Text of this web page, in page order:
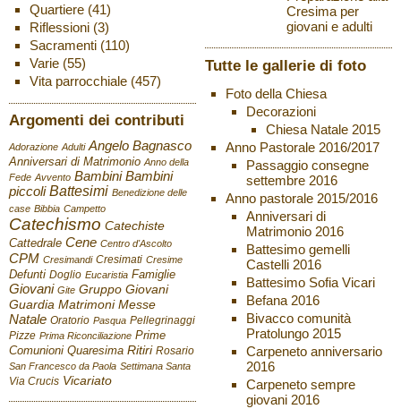
Quartiere(41)
Riflessioni(3)
Sacramenti(110)
Varie(55)
Vita parrocchiale(457)
Argomenti dei contributi
Adorazione Adulti Angelo Bagnasco
Anniversari di Matrimonio Anno della
Fede Avvento Bambini Bambini
piccoli Battesimi Benedizione delle
case Bibbia Campetto
Catechismo Catechiste
Cattedrale Cene Centro d'Ascolto
CPM Cresimandi Cresimati Cresime
Defunti Doglio Eucaristia Famiglie
Giovani Gite Gruppo Giovani
Guardia Matrimoni Messe
Natale Oratorio Pasqua Pellegrinaggi
Pizze Prima Riconciliazione Prime
Comunioni Quaresima Ritiri Rosario
San Francesco da Paola Settimana Santa
Via Crucis Vicariato
Cresima per
giovani e adulti
Tutte le gallerie di foto
Foto della Chiesa
Decorazioni
Chiesa Natale 2015
Anno Pastorale 2016/2017
Passaggio consegne
settembre 2016
Anno pastorale 2015/2016
Anniversari di
Matrimonio 2016
Battesimo gemelli
Castelli 2016
Battesimo Sofia Vicari
Befana 2016
Bivacco comunità
Pratolungo 2015
Carpeneto anniversario
2016
Carpeneto sempre
giovani 2016